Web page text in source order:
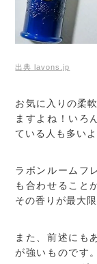
出典 lavons.jp
お気に入りの柔
ますよね！いろ
ている人も多いよ
ラボンルームフ
も合わせること
その香りが最大
また、前述にも
が強いものです